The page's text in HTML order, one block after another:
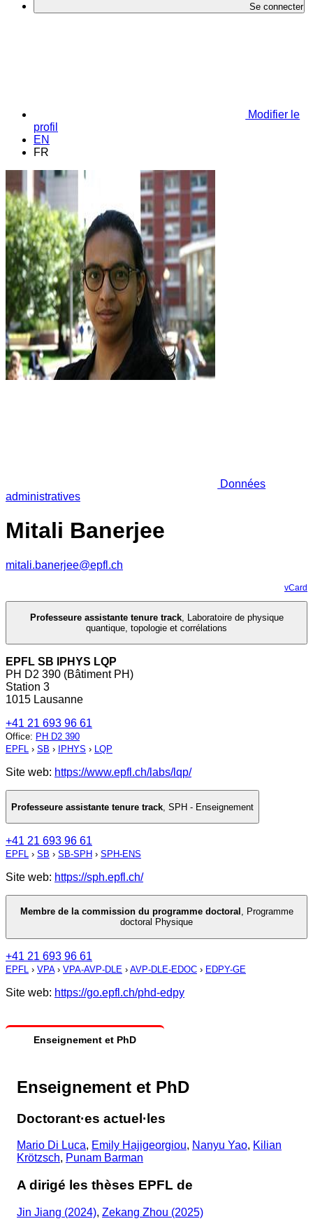
Se connecter
Modifier le
profil
EN
FR
Données
administratives
Mitali Banerjee
mitali.banerjee@epfl.ch
vCard
Professeure assistante tenure track, Laboratoire de physique
quantique, topologie et corrélations
EPFL SB IPHYS LQP
PH D2 390 (Bâtiment PH)
Station 3
1015 Lausanne
+41 21 693 96 61
Office: PH D2 390
EPFL › SB › IPHYS › LQP
Site web: https://www.epfl.ch/labs/lqp/
Professeure assistante tenure track SPH - Enseignement
+41 21 693 96 61
EPFL › SB › SB-SPH › SPH-ENS
Site web: https://sph.epfl.ch/
Membre de la commission du programme doctoral , Programme
doctoral Physique
+41 21 693 96 61
EPFL › VPA› VPA-AVP-DLE › AVP-DLE-EDOC › EDPY-GE
Site web: https://go.epfl.ch/phd-edpy
Enseignement et PhD
Enseignement et PhD
Doctorant·es actuel·les
Mario Di Luca, Emily Hajigeorgiou, Nanyu Yao, Kilian
Krötzsch, Punam Barman
A dirigé les thèses EPFL de
Jin Jiang (2024), Zekang Zhou (2025)